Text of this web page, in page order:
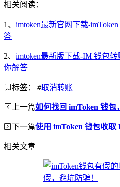
相关阅读：
1、 imtoken最新官网下载-
答
2、 imtoken最新版下载-IM 钱包
你解答
标签： #取消转账
上一篇如何找回 imToken 钱包
下一篇使用 imToken 钱包收取
相关文章